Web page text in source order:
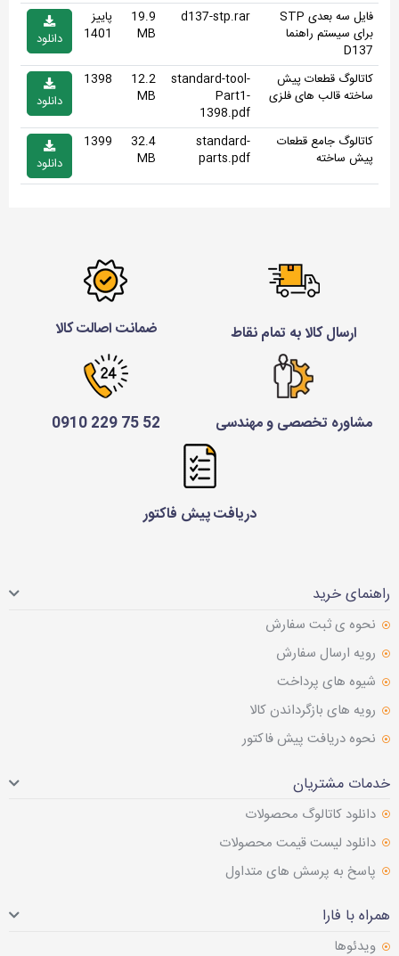
فایل سه بعدی STP
برای سیستم راهنما
D137
d137-stp.rar
19.9
MB
پاییز
1401
دانلود
کاتالوگ قطعات پیش
ساخته قالب های فلزی
standard-tool-
Part1-
1398.pdf
12.2
MB
1398
دانلود
کاتالوگ جامع قطعات
پیش ساخته
standard-
parts.pdf
32.4
MB
1399
دانلود
ارسال کالا به تمام نقاط ضمانت اصالت کالا
مشاوره تخصصی و مهندسی 52 75 229 0910
دریافت پیش فاکتور
راهنمای خرید
نحوه ی ثبت سفارش
رویه ارسال سفارش
شیوه های پرداخت
رویه های بازگرداندن کالا
نحوه دریافت پیش فاکتور
خدمات مشتریان
دانلود کاتالوگ محصولات
دانلود لیست قیمت محصولات
پاسخ به پرسش های متداول
همراه با فارا
ویدئوها